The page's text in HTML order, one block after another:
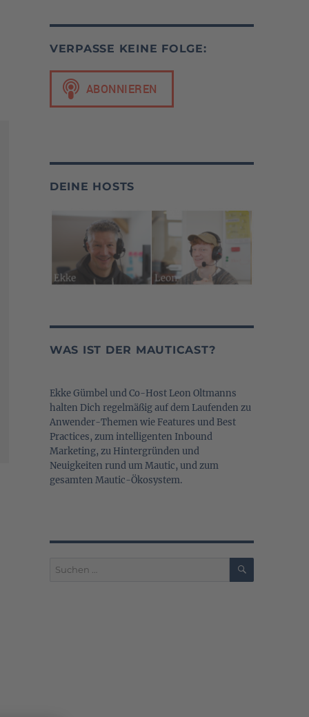
VERPASSE KEINE FOLGE:
DEINE HOSTS
WAS IST DER MAUTICAST?
Ekke Gümbel und Co-Host Leon Oltmanns
halten Dich regelmäßig auf dem Laufenden zu
Anwender-Themen wie Features und Best
Practices, zum intelligenten Inbound
Marketing, zu Hintergründen und
Neuigkeiten rund um Mautic, und zum
gesamten Mautic-Ökosystem.
Suchen
SUCHEN